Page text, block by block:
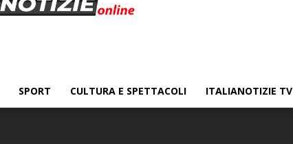
SPORT CULTURA E SPETTACOLI ITALIANOTIZIE TV